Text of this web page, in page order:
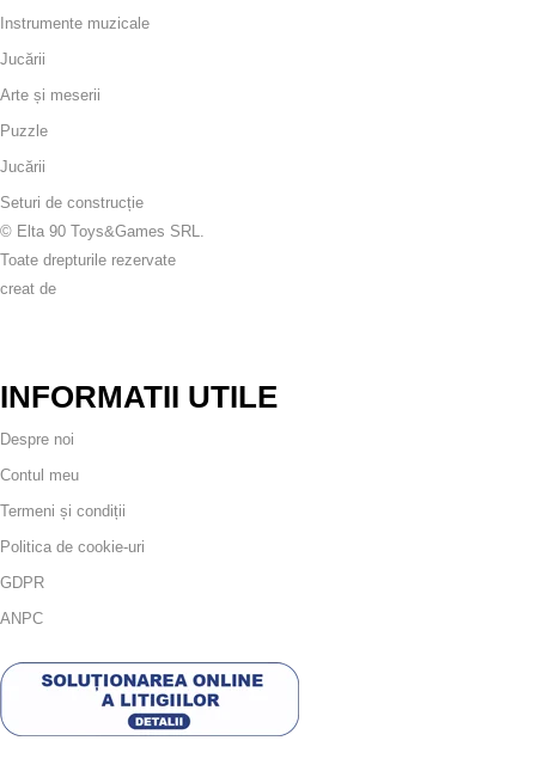
Instrumente muzicale
Jucării
Arte și meserii
Puzzle
Jucării
Seturi de construcție
© Elta 90 Toys&Games SRL.
Toate drepturile rezervate
creat de
INFORMATII UTILE
Despre noi
Contul meu
Termeni și condiții
Politica de cookie-uri
GDPR
ANPC